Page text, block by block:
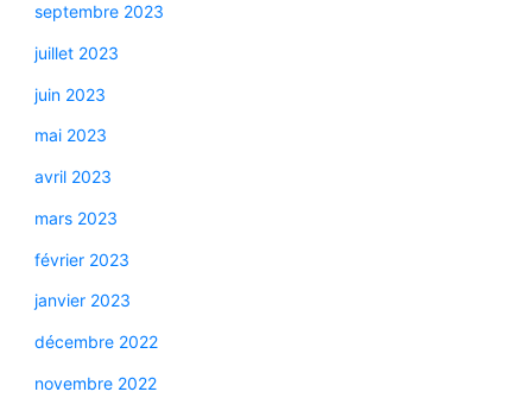
septembre 2023
juillet 2023
juin 2023
mai 2023
avril 2023
mars 2023
février 2023
janvier 2023
décembre 2022
novembre 2022